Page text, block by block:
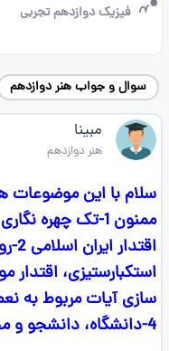
فیزیک دوازدهم تجربی
سوال و جواب هنر دوازدهم
مبینا
هنر دوازدهم
سلام با این موضوعات
ممنون 1-تک چهره
سازی آیات مربوط به
4-دانشگاه، دانشجو و محیط علم آموزی